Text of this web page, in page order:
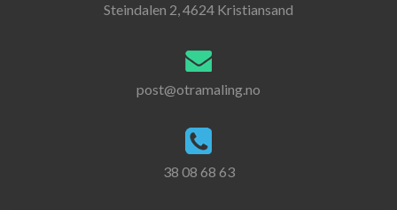
Steindalen 2, 4624 Kristiansand
post@otramaling.no
38 08 68 63